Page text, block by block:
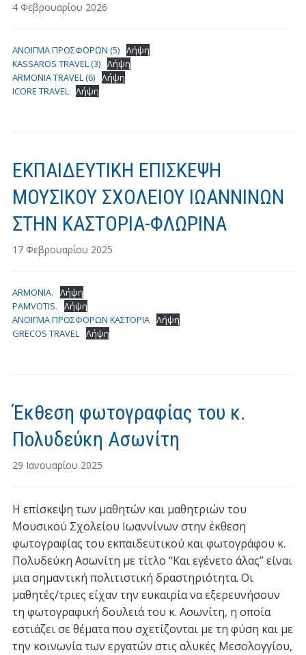
4 Φεβρουαρίου 2026
ΑΝΟΙΓΜΑ ΠΡΟΣΦΟΡΩΝ (5) Λήψη
KASSAROS TRAVEL (3) Λήψη
ARMONIA TRAVEL (6) Λήψη
ICORE TRAVEL Λήψη
ΕΚΠΑΙΔΕΥΤΙΚΗ ΕΠΙΣΚΕΨΗ
ΜΟΥΣΙΚΟΥ ΣΧΟΛΕΙΟΥ ΙΩΑΝΝΙΝΩΝ
ΣΤΗΝ ΚΑΣΤΟΡΙΑ-ΦΛΩΡΙΝΑ
17 Φεβρουαρίου 2025
ARMONIA.
Λήψη
PAMVOTIS.
Λήψη
ΑΝΟΙΓΜΑ ΠΡΟΣΦΟΡΩΝ ΚΑΣΤΟΡΙΑ Λήψη
GRECOS TRAVEL Λήψη
Έκθεση φωτογραφίας του κ.
Πολυδεύκη Ασωνίτη
29 Ιανουαρίου 2025
Η επίσκεψη των μαθητών και μαθητριών του
Μουσικού Σχολείου Ιωαννίνων στην έκθεση
φωτογραφίας του εκπαιδευτικού και φωτογράφου κ.
Πολυδεύκη Ασωνίτη με τίτλο “Και εγένετο άλας” είναι
μια σημαντική πολιτιστική δραστηριότητα. Οι
μαθητές/τριες είχαν την ευκαιρία να εξερευνήσουν
τη φωτογραφική δουλειά του κ. Ασωνίτη, η οποία
εστιάζει σε θέματα που σχετίζονται με τη φύση και με
την κοινωνία των εργατών στις αλυκές Μεσολογγίου,